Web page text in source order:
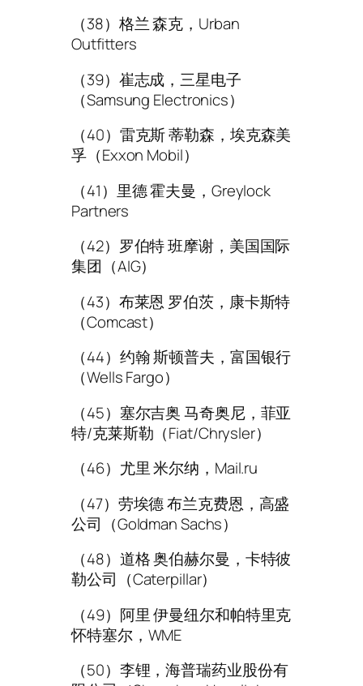
（38）格兰 森克，Urban
Outfitters
（39）崔志成，三星电子
（Samsung Electronics）
（40）雷克斯 蒂勒森，埃克森美
孚（Exxon Mobil）
（41）里德 霍夫曼，Greylock
Partners
（42）罗伯特 班摩谢，美国国际
集团（AIG）
（43）布莱恩 罗伯茨，康卡斯特
（Comcast）
（44）约翰 斯顿普夫，富国银行
（Wells Fargo）
（45）塞尔吉奥 马奇奥尼，菲亚
特/克莱斯勒（Fiat/Chrysler）
（46）尤里 米尔纳，Mail.ru
（47）劳埃德 布兰克费恩，高盛
公司（Goldman Sachs）
（48）道格 奥伯赫尔曼，卡特彼
勒公司（Caterpillar）
（49）阿里 伊曼纽尔和帕特里克
怀特塞尔，WME
（50）李锂，海普瑞药业股份有